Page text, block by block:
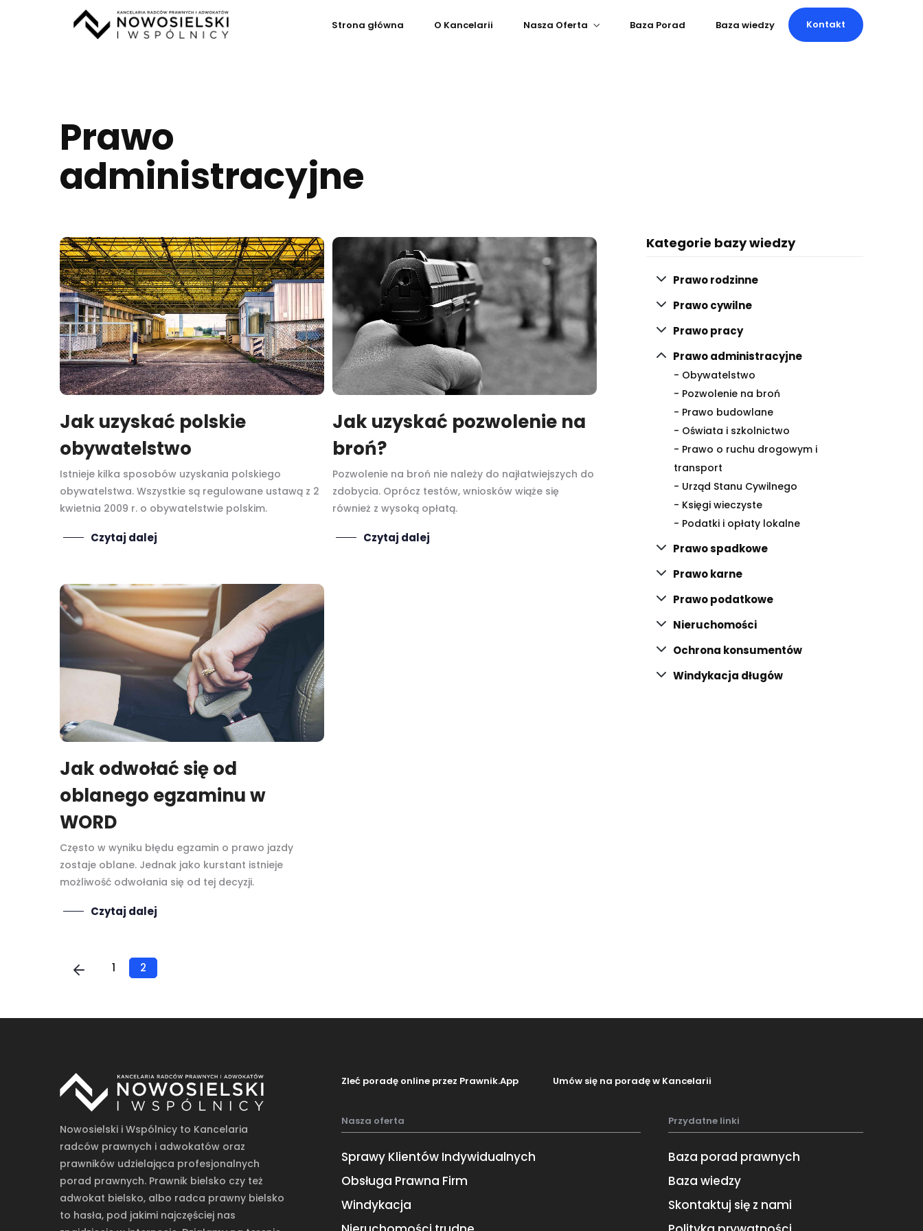
Strona główna O Kancelarii Nasza Oferta Baza Porad Baza wiedzy Kontakt
Prawo
administracyjne
Jak uzyskać polskie
obywatelstwo
Istnieje kilka sposobów uzyskania polskiego
obywatelstwa. Wszystkie są regulowane ustawą z 2
kwietnia 2009 r. o obywatelstwie polskim.
Czytaj dalej
Jak uzyskać pozwolenie na
broń?
Pozwolenie na broń nie należy do najłatwiejszych do
zdobycia. Oprócz testów, wniosków wiąże się
również z wysoką opłatą.
Czytaj dalej
Jak odwołać się od
oblanego egzaminu w
WORD
Często w wyniku błędu egzamin o prawo jazdy
zostaje oblane. Jednak jako kurstant istnieje
możliwość odwołania się od tej decyzji.
Czytaj dalej
1 2
Kategorie bazy wiedzy
Prawo rodzinne
Prawo cywilne
Prawo pracy
Prawo administracyjne
- Obywatelstwo
- Pozwolenie na broń
- Prawo budowlane
- Oświata i szkolnictwo
- Prawo o ruchu drogowym i
transport
- Urząd Stanu Cywilnego
- Księgi wieczyste
- Podatki i opłaty lokalne
Prawo spadkowe
Prawo karne
Prawo podatkowe
Nieruchomości
Ochrona konsumentów
Windykacja długów
Nowosielski i Wspólnicy to Kancelaria
radców prawnych i adwokatów oraz
prawników udzielająca profesjonalnych
porad prawnych. Prawnik bielsko czy też
adwokat bielsko, albo radca prawny bielsko
to hasła, pod jakimi najczęściej nas
Zleć poradę online przez Prawnik.App Umów się na poradę w Kancelarii
Nasza oferta
Sprawy Klientów Indywidualnych
Obsługa Prawna Firm
Windykacja
Przydatne linki
Baza porad prawnych
Baza wiedzy
Skontaktuj się z nami